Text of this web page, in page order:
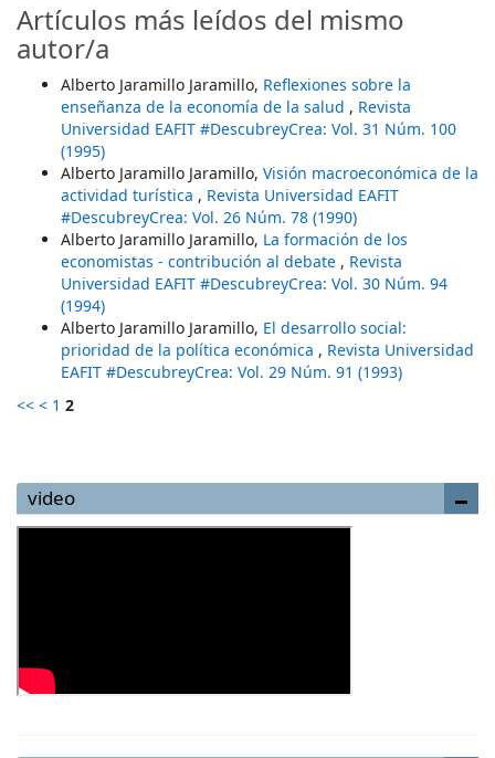
Artículos más leídos del mismo
autor/a
Alberto Jaramillo Jaramillo, Reflexiones sobre la
enseñanza de la economía de la salud , Revista
Universidad EAFIT #DescubreyCrea: Vol. 31 Núm. 100
(1995)
Alberto Jaramillo Jaramillo, Visión macroeconómica de la
actividad turística , Revista Universidad EAFIT
#DescubreyCrea: Vol. 26 Núm. 78 (1990)
Alberto Jaramillo Jaramillo, La formación de los
economistas - contribución al debate , Revista
Universidad EAFIT #DescubreyCrea: Vol. 30 Núm. 94
(1994)
Alberto Jaramillo Jaramillo, El desarrollo social:
prioridad de la política económica , Revista Universidad
EAFIT #DescubreyCrea: Vol. 29 Núm. 91 (1993)
<< < 1 2
video